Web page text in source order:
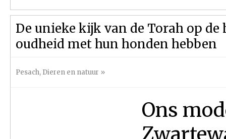
De unieke kijk van de Torah op
oudheid met hun honden hebben
Pesach, Dieren en natuur »
Ons